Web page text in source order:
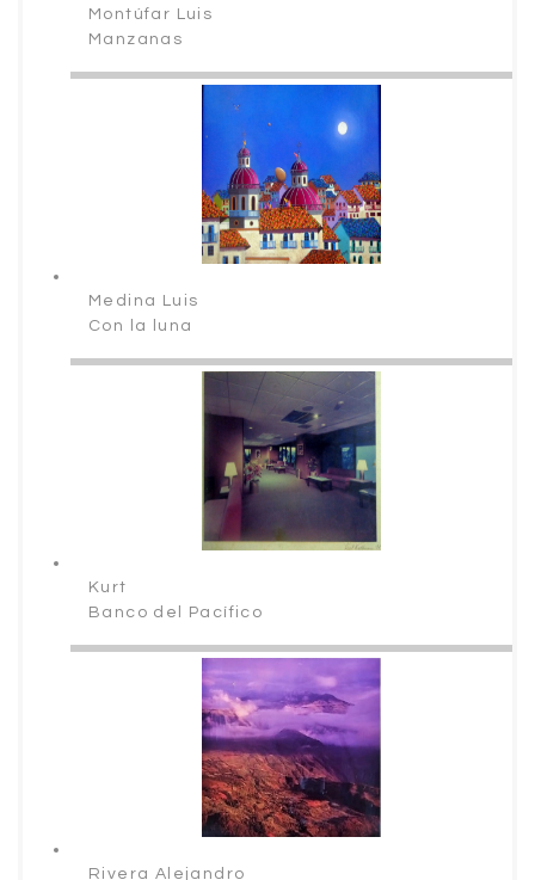
Montúfar Luis
Manzanas
Medina Luis
Con la luna
Kurt
Banco del Pacífico
Rivera Alejandro